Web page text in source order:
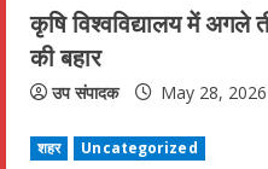
e
R
e
कृषि विश्वविद्यालय में अगले
की बहार
उप संपादक May 28, 2026
शहर Uncategorized